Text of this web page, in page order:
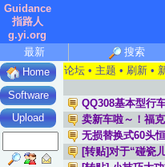
Guidance
指路人
g.yi.org
最新 搜索
Home
Software
Upload
论坛• 主题 • 刷新•
QQ308基本型行
卖新车啦～！福
无损替换式60头
[转贴]对于“碰瓷